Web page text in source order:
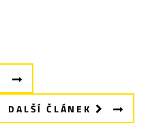
DALŠÍ ČLÁNEK